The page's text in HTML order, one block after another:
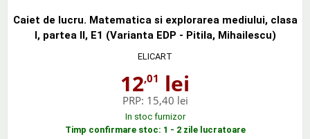
Caiet de lucru. Matematica si explorarea mediului, clasa
I, partea II, E1 (Varianta EDP - Pitila, Mihailescu)
ELICART
12,01 lei
PRP: 15,40 lei
In stoc furnizor
Timp confirmare stoc: 1 - 2 zile lucratoare